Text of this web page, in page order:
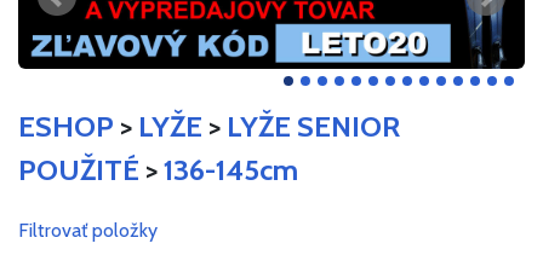
ESHOP > LYŽE > LYŽE SENIOR
POUŽITÉ >136-145cm
Filtrovať položky